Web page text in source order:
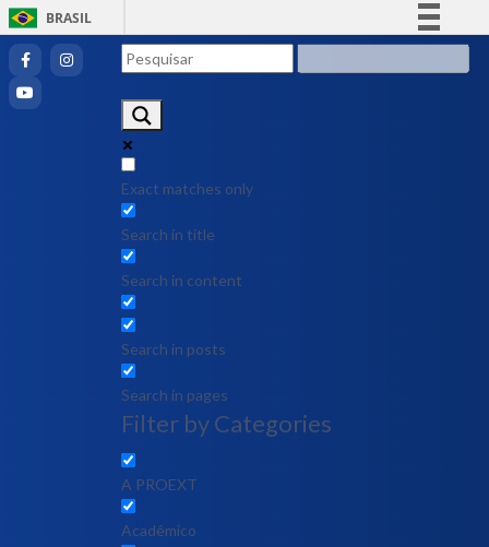
BRASIL
Exact matches only
Search in title
Search in content
Search in posts
Search in pages
Filter by Categories
A PROEXT
Acadêmico